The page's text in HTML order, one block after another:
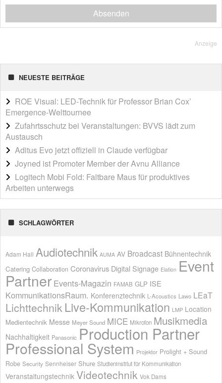
Absenden
Anzeige
NEUESTE BEITRÄGE
ROE Visual: LED-Technik für Professor Brian Cox’
Emergence-Welttournee
Zufahrtsschutz bei Veranstaltungen: BVVS lädt zum
Austausch
Aditus Evo jetzt offiziell in Claude verfügbar
Joyned ist Promoter Member der Avnu Alliance
Logitech Mobi Fold: Faltbare Maus für produktives
Arbeiten unterwegs
SCHLAGWÖRTER
Adam Hall Audiotechnik AUMA AV Broadcast Bühnentechnik
Catering Collaboration Coronavirus Digital Signage Elation Event
Partner Events-Magazin FAMAB GLP ISE
KommunikationsRaum. Konferenztechnik L-Acoustics Lawo LEaT
Lichttechnik Live-Kommunikation LMP Location
Medientechnik Messe Meyer Sound MICE Mikrofon Musikmedia
Nachhaltigkeit Panasonic Production Partner
Professional System Projektor Prolight + Sound
Robe Security Sennheiser Shure Studieninstitut für Kommunikation
Veranstaltungstechnik Videotechnik Vok Dams